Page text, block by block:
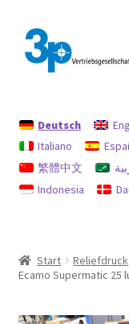
Zur
Navigation
springen
Zum
Inhalt
springen
Datenschutz
Deutsch
Italiano
繁體中文
Indonesia
Start Reliefdruck
Ecamo Supermatic 25